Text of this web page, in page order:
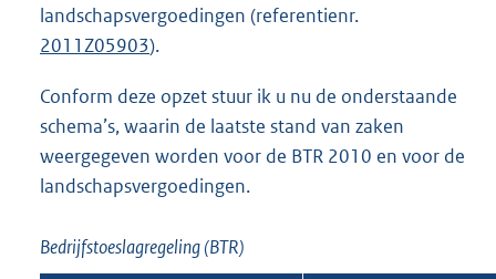
landschapsvergoedingen (referentienr.
2011Z05903).
Conform deze opzet stuur ik u nu de onderstaande
schema’s, waarin de laatste stand van zaken
weergegeven worden voor de BTR 2010 en voor de
landschapsvergoedingen.
Bedrijfstoeslagregeling (BTR)